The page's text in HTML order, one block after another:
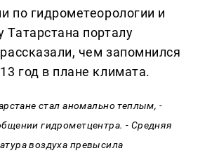
по гидрометеорологии и
Татарстана порталу
чем запомнился
год в плане климата.
стал аномально теплым, -
гидрометцентра. - Средняя
воздуха превысила